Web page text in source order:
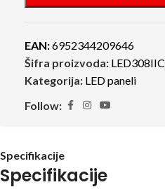
EAN:6952344209646
Šifra proizvoda: LED308IIC
Kategorija: LED paneli
Follow:
Specifikacije
Specifikacije